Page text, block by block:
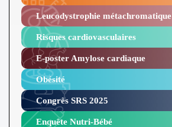
Leucodystrophie métachromatique
Risques cardiovasculaires
E-poster Amylose cardiaque ​
Obésité ​
Congrès SRS 2025 ​
Enquête Nutri-Bébé ​